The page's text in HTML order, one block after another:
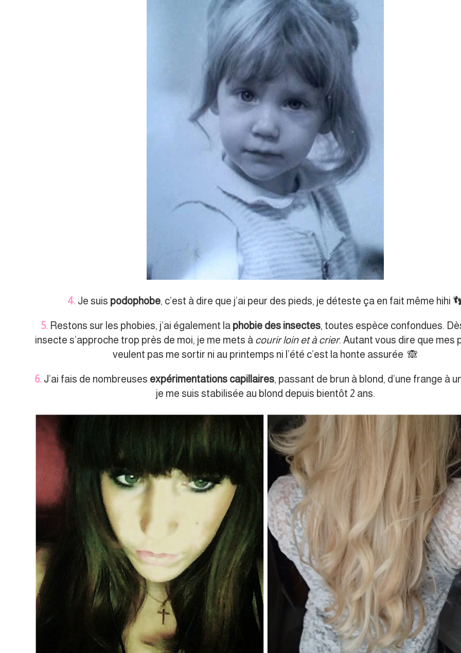
4. Je suis podophobe, c’est à dire que j’ai peur des pieds, je déteste ça en fait même hihi
5. Restons sur les phobies, j’ai également la phobie des insectes, toutes espèce confondues.
insecte s’approche trop près de moi, je me mets à courir loin et à crier. Autant vous dire que mes
veulent pas me sortir ni au printemps ni l’été c’est la honte assurée 🙈
6. J’ai fais de nombreuses expérimentations capillaires, passant de brun à blond, d’une frange à
je me suis stabilisée au blond depuis bientôt 2 ans.